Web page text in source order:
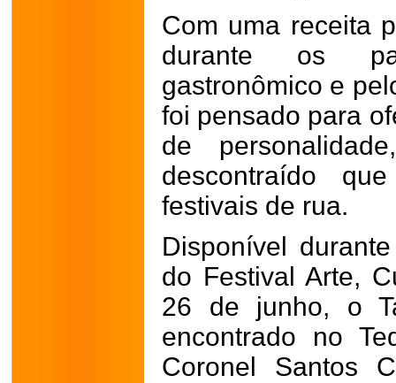
Com uma receita
durante os
gastronômico e
foi pensado para
de
descontraído
festivais de rua.
Disponível
do Festival Arte,
26 de junho, o
encontrado no
Coronel Santos